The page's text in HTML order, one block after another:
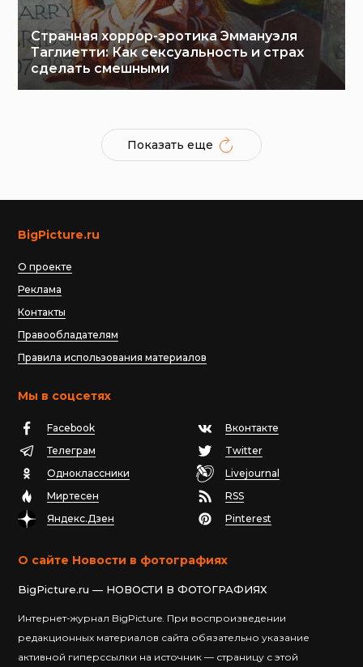
Странная хоррор-эротика Эммануэля
Таглиетти: Как сексуальность и страх
сделать смешными
Показать еще
BigPicture.ru
О проекте
Реклама
Контакты
Правообладателям
Правила использования материалов
Мы в соцсетях
Facebook
Вконтакте
Телеграм
Twitter
Одноклассники
Livejournal
Миртесен
RSS
Яндекс.Дзен
Pinterest
О сайте Новости в фотографиях
BigPicture.ru — НОВОСТИ В ФОТОГРАФИЯХ
Интернет-журнал BigPicture. При воспроизведении
редакционных материалов сайта обязательно указание
активной гиперссылки на источник — страницу с этой